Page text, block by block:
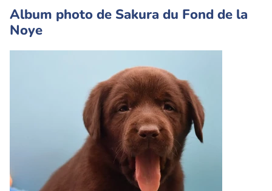
Album photo de Sakura du Fond de la
Noye